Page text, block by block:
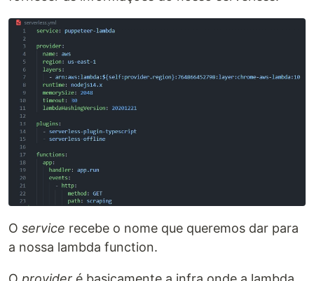
O service recebe o nome que queremos dar para
a nossa lambda function.